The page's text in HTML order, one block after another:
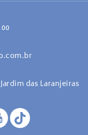
das Laranjeiras